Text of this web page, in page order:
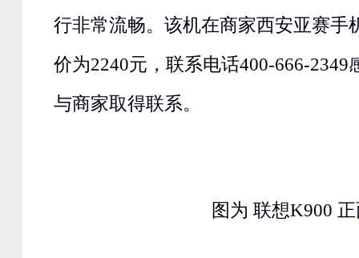
行非常流畅。该机在商家西安亚赛手
价为2240元，联系电话400-666-2349
与商家取得联系。
图为 联想K900